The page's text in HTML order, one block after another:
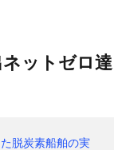
脱炭素船舶の実